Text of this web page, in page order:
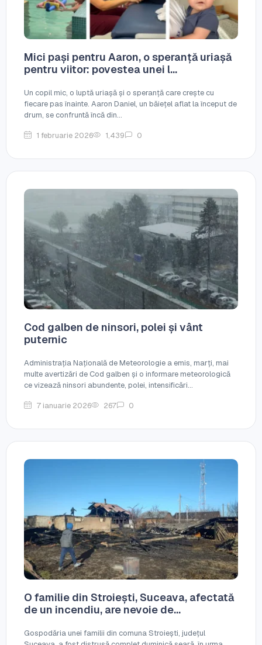
Mici pași pentru Aaron, o speranță uriașă
pentru viitor: povestea unei l...
Un copil mic, o luptă uriașă și o speranță care crește cu
fiecare pas înainte. Aaron Daniel, un băiețel aflat la început de
drum, se confruntă încă din...
1 februarie 2026 1,439 0
Cod galben de ninsori, polei și vânt
puternic
Administrația Națională de Meteorologie a emis, marți, mai
multe avertizări de Cod galben și o informare meteorologică
ce vizează ninsori abundente, polei, intensificări...
7 ianuarie 2026 267 0
O familie din Stroiești, Suceava, afectată
de un incendiu, are nevoie de...
Gospodăria unei familii din comuna Stroiești, județul